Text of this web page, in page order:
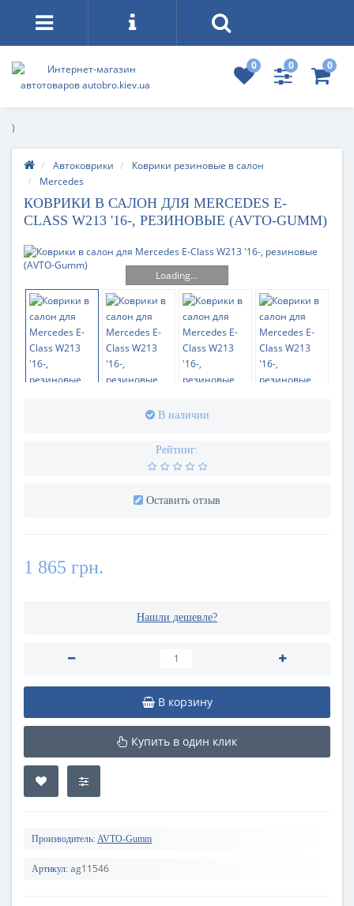
0 0 0
)
Автоковрики
Коврики резиновые в салон
Mercedes
КОВРИКИ В САЛОН ДЛЯ MERCEDES E-
CLASS W213 '16-, РЕЗИНОВЫЕ (AVTO-GUMM)
Loading...
В наличии
Рейтинг:
Оставить отзыв
1 865 грн.
Нашли дешевле?
В корзину
Купить в один клик
Производитель: AVTO-Gumm
Артикул: ag11546